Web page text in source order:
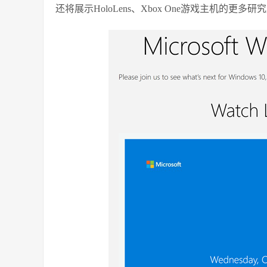
还将展示HoloLens、Xbox One游戏主机的更多研